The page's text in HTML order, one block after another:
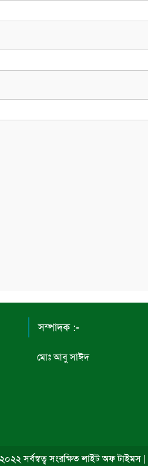
সম্পাদক :-
মোঃ আবু সাঈদ
সর্বস্বত্ব সংরক্ষিত লাইট অফ টাইমস |